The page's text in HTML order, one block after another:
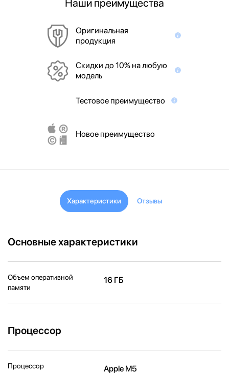
Наши преимущества
Оригинальная
продукция
Скидки до 10% на любую
модель
Тестовое преимущество
Новое преимущество
Характеристики Отзывы
Основные характеристики
Объем оперативной
памяти
16 ГБ
Процессор
Процессор Apple M5